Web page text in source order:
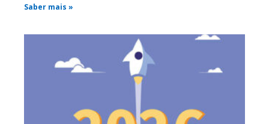
Saber mais »